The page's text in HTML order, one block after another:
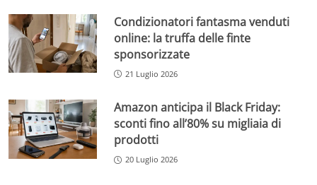
Condizionatori fantasma venduti
online: la truffa delle finte
sponsorizzate
21 Luglio 2026
Amazon anticipa il Black Friday:
sconti fino all’80% su migliaia di
prodotti
20 Luglio 2026